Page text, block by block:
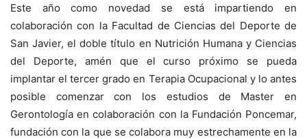
Este año como novedad se está impartiendo en
colaboración con la Facultad de Ciencias del Deporte de
San Javier, el doble título en Nutrición Humana y Ciencias
del Deporte, amén que el curso próximo se pueda
implantar el tercer grado en Terapia Ocupacional y lo antes
posible comenzar con los estudios de Master en
Gerontología en colaboración con la Fundación Poncemar,
fundación con la que se colabora muy estrechamente en la